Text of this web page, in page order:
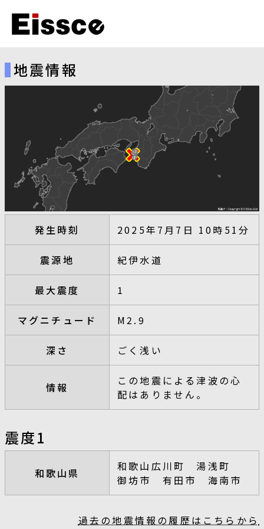
地震情報
発生時刻 2025年7月7日 10時51分
震源地 紀伊水道
最大震度 1
マグニチュード M2.9
深さ ごく浅い
情報
この地震による津波の心
配はありません。
震度1
和歌山県
和歌山広川町 湯浅町
御坊市 有田市 海南市
過去の地震情報の履歴はこちらから